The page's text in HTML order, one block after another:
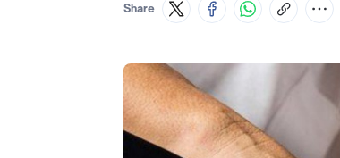
Share